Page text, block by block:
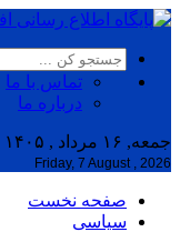
تماس با ما
درباره ما
جمعه, ۱۶ مرداد , ۱۴۰۵
Friday, 7 August , 2026
صفحه نخست
سیاسی